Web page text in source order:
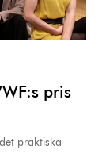
pris
praktiska